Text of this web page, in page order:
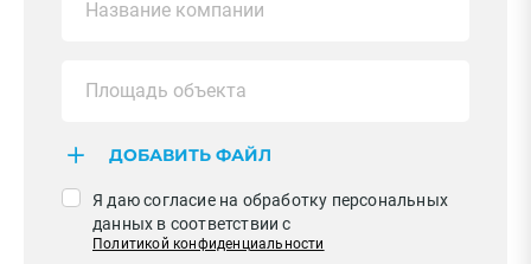
ДОБАВИТЬ ФАЙЛ
Я даю согласие на обработку персональных
данных в соответствии с
Политикой конфиденциальности